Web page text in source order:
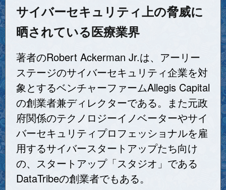
サイバーセキュリティ上の脅威に
晒されている医療業界
著者のRobert Ackerman Jr.は、アーリー
ステージのサイバーセキュリティ企業を対
象とするベンチャーファームAllegis Capital
の創業者兼ディレクターである。また元政
府関係のテクノロジーイノベーターやサイ
バーセキュリティプロフェッショナルを雇
用するサイバースタートアップたち向け
の、スタートアップ「スタジオ」である
DataTribeの創業者でもある。